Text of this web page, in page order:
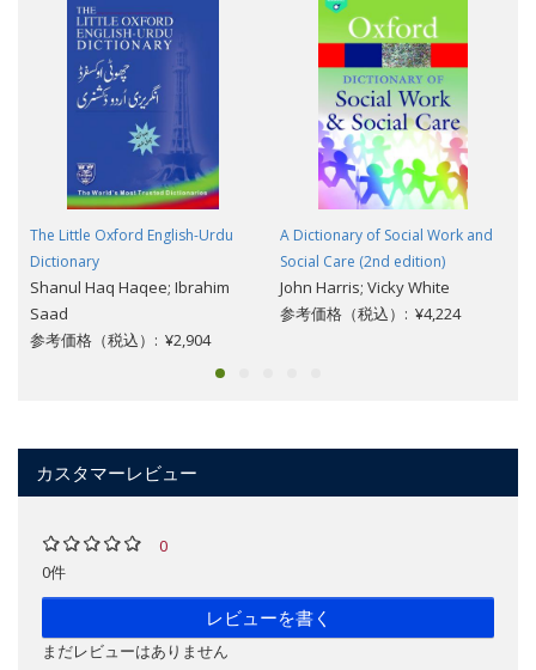
The Little Oxford English-Urdu
Dictionary
Shanul Haq Haqee; Ibrahim
Saad
参考価格（税込）: ¥2,904
A Dictionary of Social Work and
Social Care (2nd edition)
John Harris; Vicky White
参考価格（税込）: ¥4,224
カスタマーレビュー
0
0件
レビューを書く
まだレビューはありません